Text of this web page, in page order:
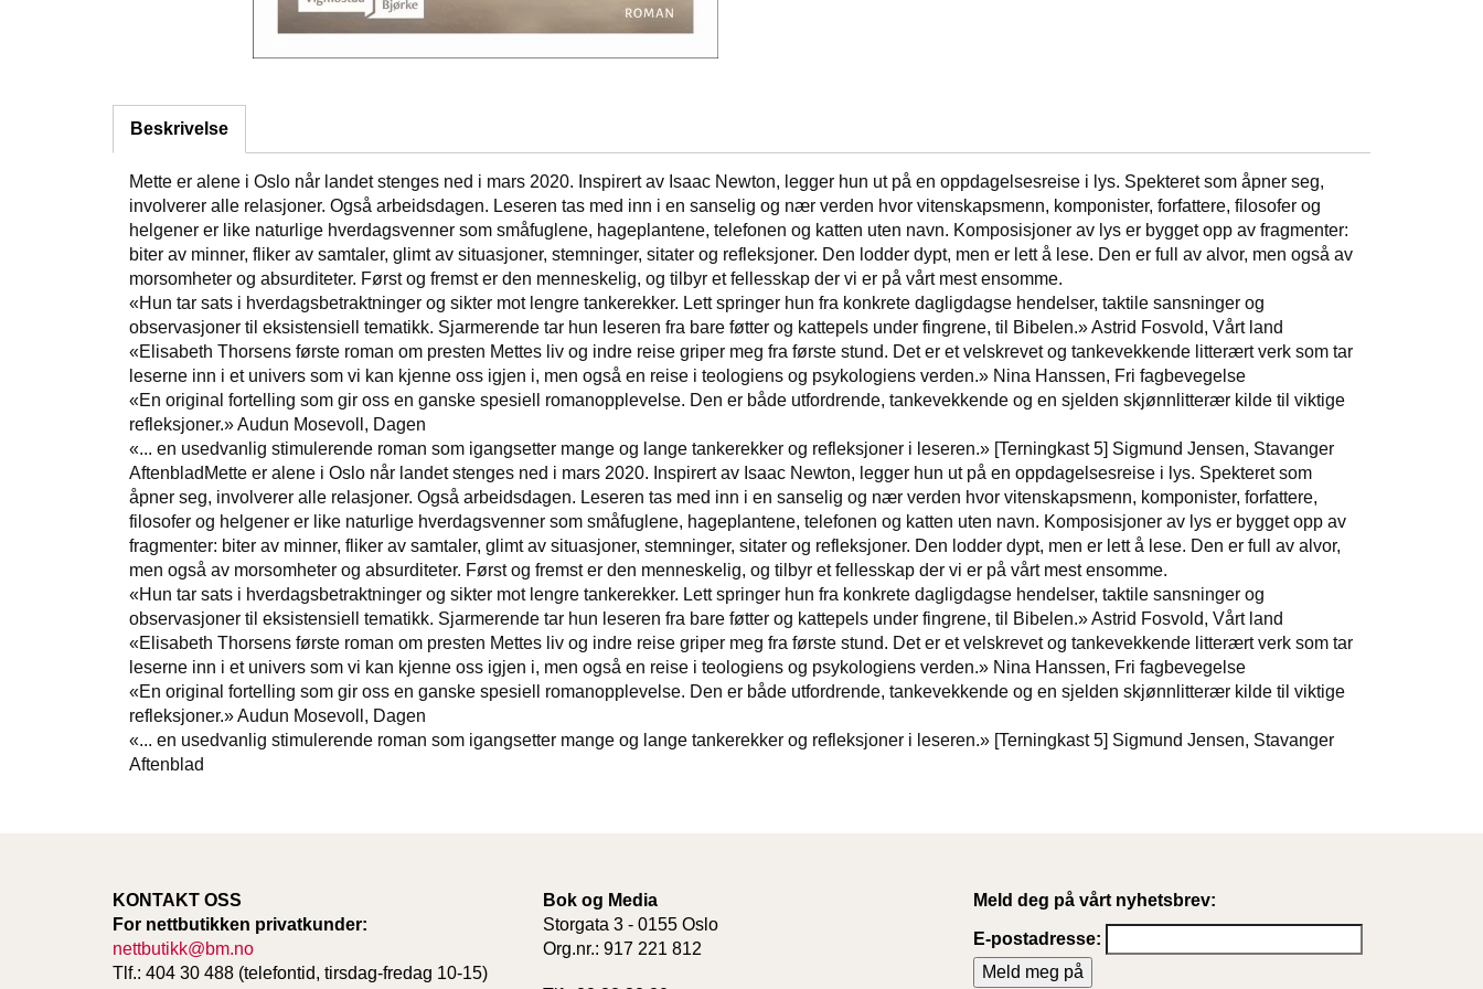
Beskrivelse
Mette er alene i Oslo når landet stenges ned i mars 2020. Inspirert av Isaac Newton, legger hun ut på en oppdagelsesreise i lys. Spekteret som åpner seg,
involverer alle relasjoner. Også arbeidsdagen. Leseren tas med inn i en sanselig og nær verden hvor vitenskapsmenn, komponister, forfattere, filosofer og
helgener er like naturlige hverdagsvenner som småfuglene, hageplantene, telefonen og katten uten navn. Komposisjoner av lys er bygget opp av fragmenter:
biter av minner, fliker av samtaler, glimt av situasjoner, stemninger, sitater og refleksjoner. Den lodder dypt, men er lett å lese. Den er full av alvor, men også av
morsomheter og absurditeter. Først og fremst er den menneskelig, og tilbyr et fellesskap der vi er på vårt mest ensomme.
«Hun tar sats i hverdagsbetraktninger og sikter mot lengre tankerekker. Lett springer hun fra konkrete dagligdagse hendelser, taktile sansninger og
observasjoner til eksistensiell tematikk. Sjarmerende tar hun leseren fra bare føtter og kattepels under fingrene, til Bibelen.» Astrid Fosvold, Vårt land
«Elisabeth Thorsens første roman om presten Mettes liv og indre reise griper meg fra første stund. Det er et velskrevet og tankevekkende litterært verk som tar
leserne inn i et univers som vi kan kjenne oss igjen i, men også en reise i teologiens og psykologiens verden.» Nina Hanssen, Fri fagbevegelse
«En original fortelling som gir oss en ganske spesiell romanopplevelse. Den er både utfordrende, tankevekkende og en sjelden skjønnlitterær kilde til viktige
refleksjoner.» Audun Mosevoll, Dagen
«... en usedvanlig stimulerende roman som igangsetter mange og lange tankerekker og refleksjoner i leseren.» [Terningkast 5] Sigmund Jensen, Stavanger
AftenbladMette er alene i Oslo når landet stenges ned i mars 2020. Inspirert av Isaac Newton, legger hun ut på en oppdagelsesreise i lys. Spekteret som
åpner seg, involverer alle relasjoner. Også arbeidsdagen. Leseren tas med inn i en sanselig og nær verden hvor vitenskapsmenn, komponister, forfattere,
filosofer og helgener er like naturlige hverdagsvenner som småfuglene, hageplantene, telefonen og katten uten navn. Komposisjoner av lys er bygget opp av
fragmenter: biter av minner, fliker av samtaler, glimt av situasjoner, stemninger, sitater og refleksjoner. Den lodder dypt, men er lett å lese. Den er full av alvor,
men også av morsomheter og absurditeter. Først og fremst er den menneskelig, og tilbyr et fellesskap der vi er på vårt mest ensomme.
«Hun tar sats i hverdagsbetraktninger og sikter mot lengre tankerekker. Lett springer hun fra konkrete dagligdagse hendelser, taktile sansninger og
observasjoner til eksistensiell tematikk. Sjarmerende tar hun leseren fra bare føtter og kattepels under fingrene, til Bibelen.» Astrid Fosvold, Vårt land
«Elisabeth Thorsens første roman om presten Mettes liv og indre reise griper meg fra første stund. Det er et velskrevet og tankevekkende litterært verk som tar
leserne inn i et univers som vi kan kjenne oss igjen i, men også en reise i teologiens og psykologiens verden.» Nina Hanssen, Fri fagbevegelse
«En original fortelling som gir oss en ganske spesiell romanopplevelse. Den er både utfordrende, tankevekkende og en sjelden skjønnlitterær kilde til viktige
refleksjoner.» Audun Mosevoll, Dagen
«... en usedvanlig stimulerende roman som igangsetter mange og lange tankerekker og refleksjoner i leseren.» [Terningkast 5] Sigmund Jensen, Stavanger
Aftenblad
KONTAKT OSS
For nettbutikken privatkunder:
nettbutikk@bm.no
Tlf.: 404 30 488 (telefontid, tirsdag-fredag 10-15)
Bok og Media
Storgata 3 - 0155 Oslo
Org.nr.: 917 221 812
Meld deg på vårt nyhetsbrev:
E-postadresse: